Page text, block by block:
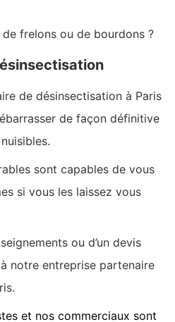
de frelons ou de bourdons ?
de désinsectisation à Paris
de façon définitive
sont capables de vous
si vous les laissez vous
ou d’un devis
notre entreprise partenaire
et nos commerciaux sont